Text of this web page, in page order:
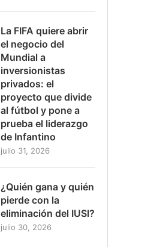
La FIFA quiere abrir
el negocio del
Mundial a
inversionistas
privados: el
proyecto que divide
al fútbol y pone a
prueba el liderazgo
de Infantino
julio 31, 2026
¿Quién gana y quién
pierde con la
eliminación del IUSI?
julio 30, 2026